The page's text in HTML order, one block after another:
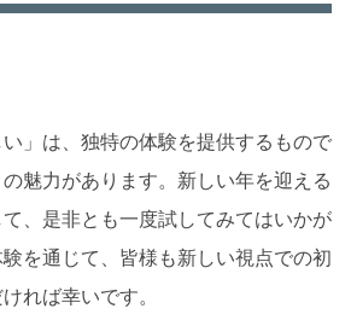
い」は、独特の体験を提供するもので
魅力があります。新しい年を迎える
、是非とも一度試してみてはいかが
を通じて、皆様も新しい視点での初
れば幸いです。